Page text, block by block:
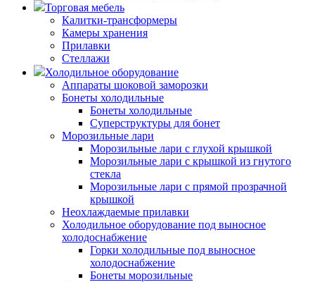
Торговая мебель
Калитки-трансформеры
Камеры хранения
Прилавки
Стеллажи
Холодильное оборудование
Аппараты шоковой заморозки
Бонеты холодильные
Бонеты холодильные
Суперструктуры для бонет
Морозильные лари
Морозильные лари с глухой крышкой
Морозильные лари с крышкой из гнутого
стекла
Морозильные лари с прямой прозрачной
крышкой
Неохлаждаемые прилавки
Холодильное оборудование под выносное
холодоснабжение
Горки холодильные под выносное
холодоснабжение
Бонеты морозильные